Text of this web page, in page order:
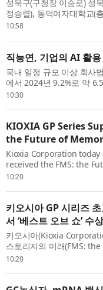
성북구(구청장 이승로) 성
정승렬), 동덕여자대학교(
원)와 지역 독서문화 확산
10:58
직능연, 기업의 AI 활
국내 일정 규모 이상 회사
에서 2024년 9.2%로 약
기업 규모와 산업에 따른
10:30
KIOXIA GP Series
the Future of
Kioxia Corporation today
received the FMS: the
‘Specialized Storage’
10:20
키오시아 GP 시리즈
서 ‘베스트 오브 쇼’ 수상
키오시아(Kioxia
스토리지의 미래(FMS:
Storage)’ 부문에서 ‘베스
10:20